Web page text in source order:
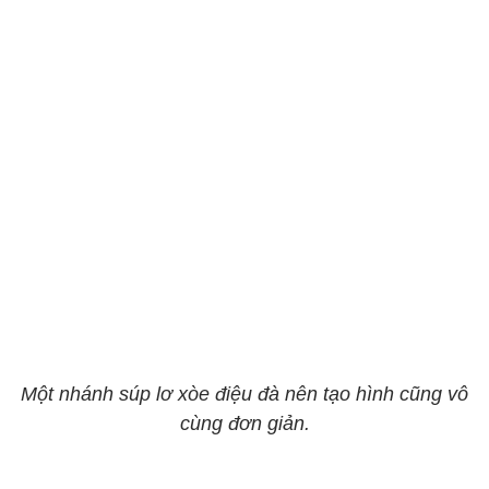
Một nhánh súp lơ xòe điệu đà nên tạo hình cũng vô
cùng đơn giản.